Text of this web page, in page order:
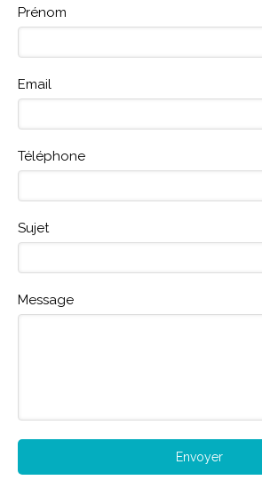
Prénom
Email
Téléphone
Sujet
Message
Envoyer